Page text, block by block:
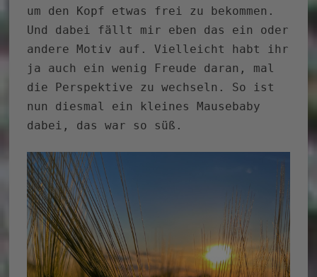
um den Kopf etwas frei zu bekommen.
Und dabei fällt mir eben das ein oder
andere Motiv auf. Vielleicht habt ihr
ja auch ein wenig Freude daran, mal
die Perspektive zu wechseln. So ist
nun diesmal ein kleines Mausebaby
dabei, das war so süß.